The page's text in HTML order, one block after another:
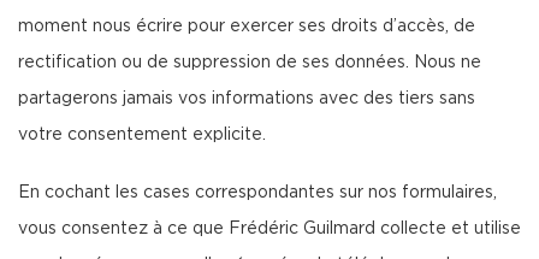
moment nous écrire pour exercer ses droits d’accès, de
rectification ou de suppression de ses données. Nous ne
partagerons jamais vos informations avec des tiers sans
votre consentement explicite.
En cochant les cases correspondantes sur nos formulaires,
vous consentez à ce que Frédéric Guilmard collecte et utilise